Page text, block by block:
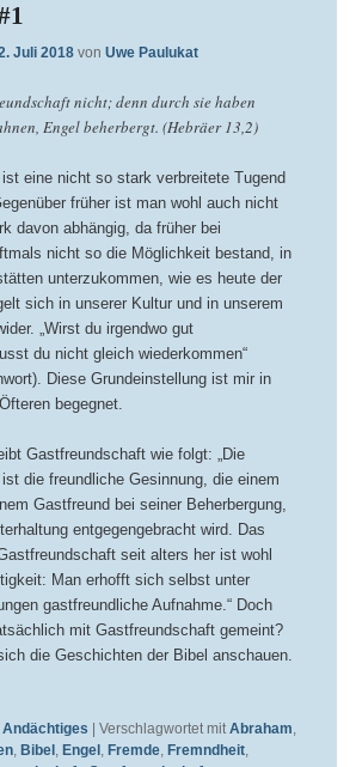
Juli 2018 von Uwe Paulukat
nicht; denn durch sie haben
Engel beherbergt. (Hebräer 13,2)
eine nicht so stark verbreitete Tugend
früher ist man wohl auch nicht
davon abhängig, da früher bei
nicht so die Möglichkeit bestand, in
unterzukommen, wie es heute der
sich in unserer Kultur und in unserem
„Wirst du irgendwo gut
du nicht gleich wiederkommen“
Diese Grundeinstellung ist mir in
begegnet.
Gastfreundschaft wie folgt: „Die
die freundliche Gesinnung, die einem
Gastfreund bei seiner Beherbergung,
entgegengebracht wird. Das
seit alters her ist wohl
Man erhofft sich selbst unter
gastfreundliche Aufnahme.“ Doch
mit Gastfreundschaft gemeint?
die Geschichten der Bibel anschauen.
Andächtiges | Verschlagwortet mit Abraham,
, Bibel, Engel, Fremde, Fremndheit,